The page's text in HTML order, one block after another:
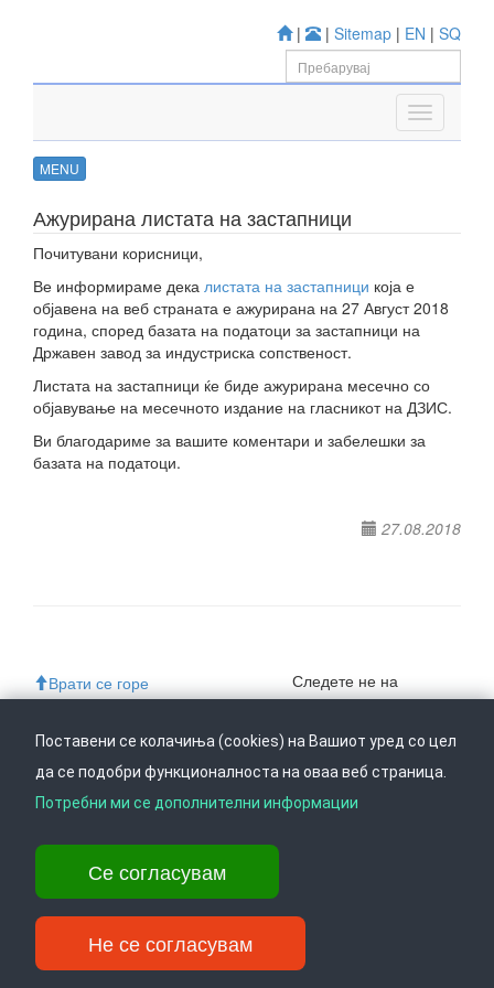
| | Sitemap | EN | SQ
MENU
Ажурирана листата на застапници
Почитувани корисници,
Ве информираме дека листата на застапници која е
објавена на веб страната е ажурирана на 27 Август 2018
година, според базата на податоци за застапници на
Државен завод за индустриска сопственост.
Листата на застапници ќе биде ажурирана месечно со
објавување на месечното издание на гласникот на ДЗИС.
Ви благодариме за вашите коментари и забелешки за
базата на податоци.
27.08.2018
Врати се горе Следете не на
Ул. Даме Груев 14, Катна гаража Беко на 1-виот кат, 1000 Скопје,
Тел: +389 2 3103 601 (641), Факс: +389 2 3137 149 |
Поставени се колачиња (cookies) на Вашиот уред со цел
да се подобри функционалноста на оваа веб страница.
Потребни ми се дополнителни информации
Се согласувам
Не се согласувам